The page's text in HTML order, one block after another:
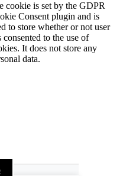
cookie is set by the GDPR
Consent plugin and is
to store whether or not user
consented to the use of
It does not store any
data.